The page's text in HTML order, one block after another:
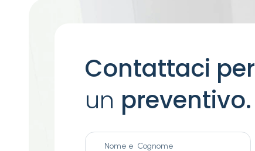
Contattaci per
un preventivo.